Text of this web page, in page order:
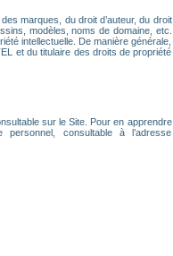
marques, du droit d’auteur, du droit
modèles, noms de domaine, etc.
intellectuelle. De manière générale,
et du titulaire des droits de propriété
sur le Site. Pour en apprendre
consultable à l’adresse